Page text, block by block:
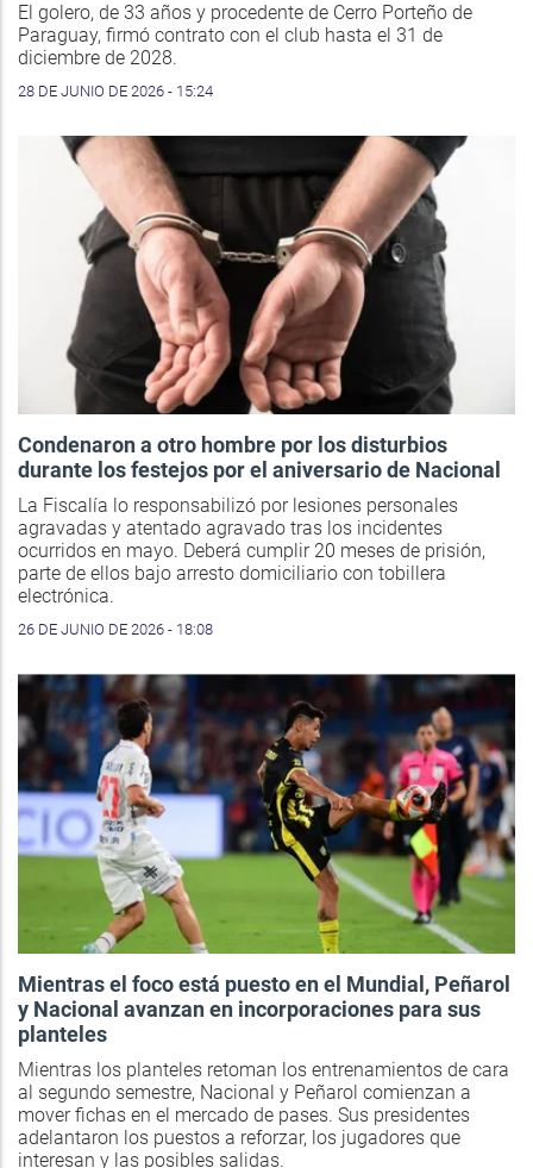
El golero, de 33 años y procedente de Cerro Porteño de
Paraguay, firmó contrato con el club hasta el 31 de
diciembre de 2028.
28 DE JUNIO DE 2026 - 15:24
Condenaron a otro hombre por los disturbios
durante los festejos por el aniversario de Nacional
La Fiscalía lo responsabilizó por lesiones personales
agravadas y atentado agravado tras los incidentes
ocurridos en mayo. Deberá cumplir 20 meses de prisión,
parte de ellos bajo arresto domiciliario con tobillera
electrónica.
26 DE JUNIO DE 2026 - 18:08
Mientras el foco está puesto en el Mundial, Peñarol
y Nacional avanzan en incorporaciones para sus
planteles
Mientras los planteles retoman los entrenamientos de cara
al segundo semestre, Nacional y Peñarol comienzan a
mover fichas en el mercado de pases. Sus presidentes
adelantaron los puestos a reforzar, los jugadores que
interesan y las posibles salidas.